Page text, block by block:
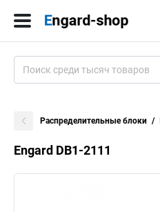
Распределительные блоки
Engard DB1-2111